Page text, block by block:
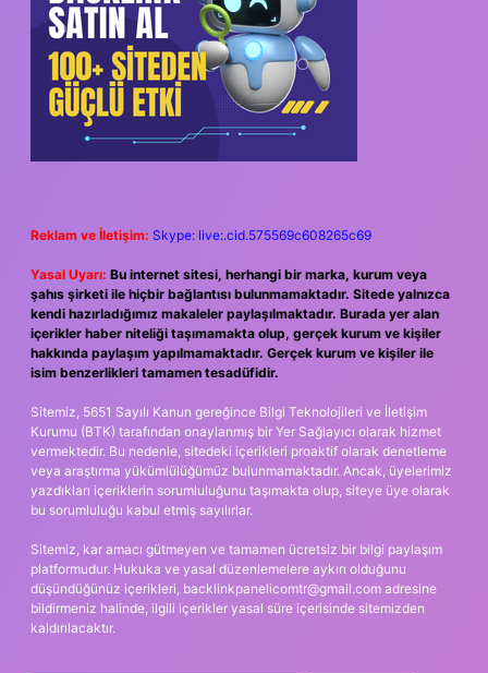
Reklam ve İletişim: Skype: live:.cid.575569c608265c69
Yasal Uyarı: Bu internet sitesi, herhangi bir marka, kurum veya
şahıs şirketi ile hiçbir bağlantısı bulunmamaktadır. Sitede yalnızca
kendi hazırladığımız makaleler paylaşılmaktadır. Burada yer alan
içerikler haber niteliği taşımamakta olup, gerçek kurum ve kişiler
hakkında paylaşım yapılmamaktadır. Gerçek kurum ve kişiler ile
isim benzerlikleri tamamen tesadüfidir.
Sitemiz, 5651 Sayılı Kanun gereğince Bilgi Teknolojileri ve İletişim
Kurumu (BTK) tarafından onaylanmış bir Yer Sağlayıcı olarak hizmet
vermektedir. Bu nedenle, sitedeki içerikleri proaktif olarak denetleme
veya araştırma yükümlülüğümüz bulunmamaktadır. Ancak, üyelerimiz
yazdıkları içeriklerin sorumluluğunu taşımakta olup, siteye üye olarak
bu sorumluluğu kabul etmiş sayılırlar.
Sitemiz, kar amacı gütmeyen ve tamamen ücretsiz bir bilgi paylaşım
platformudur. Hukuka ve yasal düzenlemelere aykırı olduğunu
düşündüğünüz içerikleri, backlinkpanelicomtr@gmail.com adresine
bildirmeniz halinde, ilgili içerikler yasal süre içerisinde sitemizden
kaldırılacaktır.